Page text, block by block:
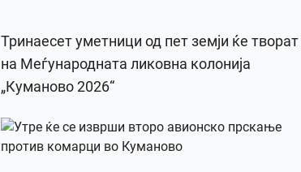
Тринаесет уметници од пет земји ќе творат
на Меѓународната ликовна колонија
„Куманово 2026“